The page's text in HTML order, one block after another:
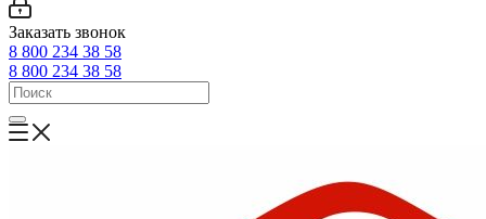
Заказать звонок
8 800 234 38 58
8 800 234 38 58